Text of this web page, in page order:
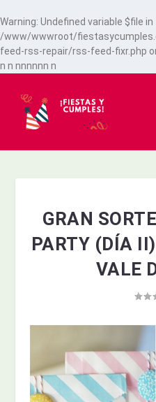
Warning: Undefined variable $file in
/www/wwwroot/
feed-rss-repair/rss-feed-fixr.php
n n nnnnnn n
GRAN
PARTY (DÍA
VALE